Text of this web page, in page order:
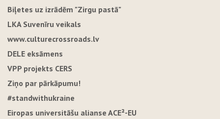
Biļetes uz izrādēm "Zirgu pastā"
LKA Suvenīru veikals
www.culturecrossroads.lv
DELE eksāmens
VPP projekts CERS
Ziņo par pārkāpumu!
#standwithukraine
Eiropas universitāšu alianse ACE²-EU